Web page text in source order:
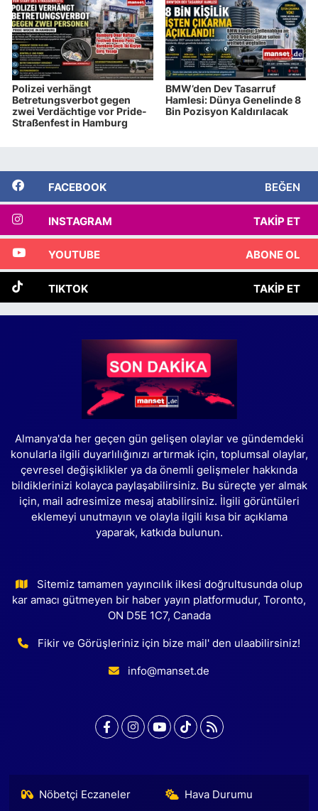
Polizei verhängt
Betretungsverbot gegen
zwei Verdächtige vor Pride-
Straßenfest in Hamburg
BMW’den Dev Tasarruf
Hamlesi: Dünya Genelinde 8
Bin Pozisyon Kaldırılacak
FACEBOOK BEĞEN
INSTAGRAM TAKIP ET
YOUTUBE ABONE OL
TIKTOK TAKIP ET
Almanya'da her geçen gün gelişen olaylar ve gündemdeki
konularla ilgili duyarlılığınızı artırmak için, toplumsal olaylar,
çevresel değişiklikler ya da önemli gelişmeler hakkında
bildiklerinizi kolayca paylaşabilirsiniz. Bu süreçte yer almak
için, mail adresimize mesaj atabilirsiniz. İlgili görüntüleri
eklemeyi unutmayın ve olayla ilgili kısa bir açıklama
yaparak, katkıda bulunun.
Sitemiz tamamen yayıncılık ilkesi doğrultusunda olup
kar amacı gütmeyen bir haber yayın platformudur, Toronto,
ON D5E 1C7, Canada
Fikir ve Görüşleriniz için bize mail' den ulaabilirsiniz!
info@manset.de
Nöbetçi Eczaneler Hava Durumu